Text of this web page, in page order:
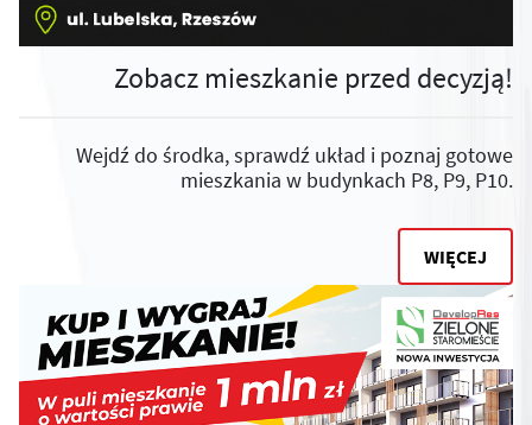
Zobacz mieszkanie przed decyzją!
Wejdź do środka, sprawdź układ i poznaj gotowe
mieszkania w budynkach P8, P9, P10.
WIĘCEJ